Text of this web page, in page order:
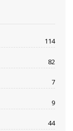
114
82
7
9
44